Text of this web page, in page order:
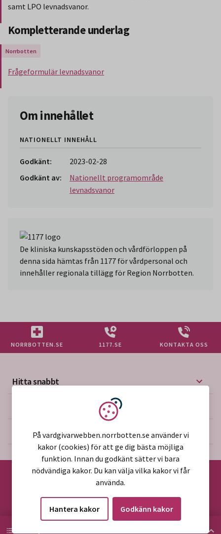
HITTA PÅ SIDAN
samt LPO levnadsvanor.
Slut på stycket som endast gäller Region Norbotten.
Kompletterande underlag
Gäller endast för Region Norrbotten.
Frågeformulär levnadsvanor
Om innehållet
NATIONELLT INNEHÅLL
Godkänt:
2023-02-28
Godkänt av:
Nationellt programområde
levnadsvanor
De kliniska kunskapsstöden och vårdförloppen på
denna sida hämtas från 1177 för vårdpersonal och
innehåller regionala tillägg för Region Norrbotten.
NORRBOTTEN.SE 1177.SE KONTAKTA OSS
Hitta snabbt
Mer på vårdgivarwebben
Om webbplatsen
©2026 Region Norrbotten
Vi använder kakor
På vardgivarwebben.norrbotten.se använder vi
kakor (cookies) för att ge dig bästa möjliga
funktion. Innan du godkänt sätter vi bara
nödvändiga kakor. Du kan välja vilka kakor vi får
använda.
Hantera kakor Godkänn kakor